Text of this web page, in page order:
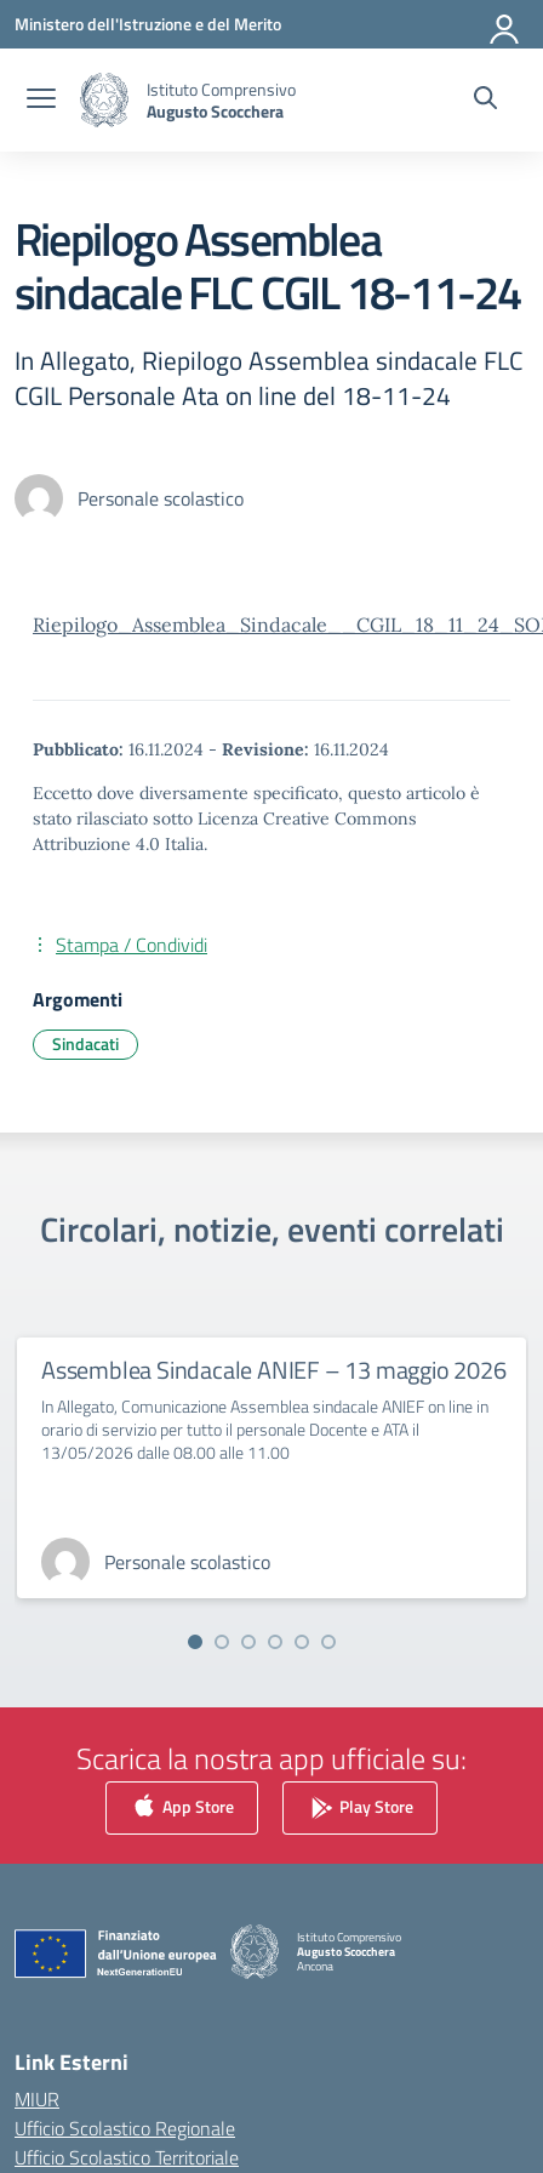
Vai ai contenuti
Vai al menu di navigazione
Vai al footer
Ministero dell'Istruzione e del Merito
Istituto Comprensivo
Augusto Scocchera
Riepilogo Assemblea
sindacale FLC CGIL 18-11-24
In Allegato, Riepilogo Assemblea sindacale FLC
CGIL Personale Ata on line del 18-11-24
Personale scolastico
Pubblicato: 16.11.2024 - Revisione: 16.11.2024
Eccetto dove diversamente specificato, questo articolo è
stato rilasciato sotto Licenza Creative Commons
Attribuzione 4.0 Italia.
Stampa / Condividi
Argomenti
Sindacati
Circolari, notizie, eventi correlati
Assemblea Sindacale ANIEF – 13 maggio 2026
In Allegato, Comunicazione Assemblea sindacale ANIEF on line in
orario di servizio per tutto il personale Docente e ATA il
13/05/2026 dalle 08.00 alle 11.00
Personale scolastico
Scarica la nostra app ufficiale su:
App Store Play Store
Istituto Comprensivo
Augusto Scocchera
Ancona
Link Esterni
MIUR
Ufficio Scolastico Regionale
Ufficio Scolastico Territoriale